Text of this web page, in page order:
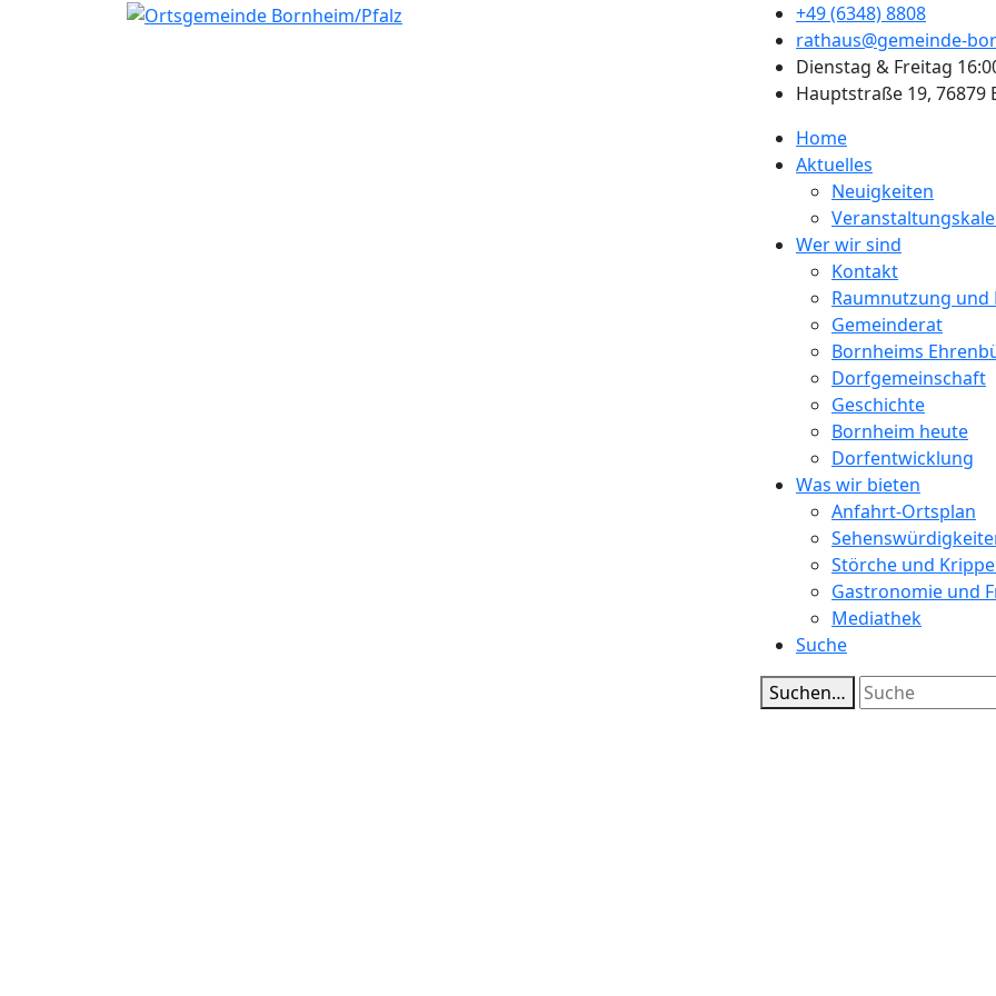
+49 (6348) 8808
rathaus@gemeinde-
Dienstag & Freitag
Hauptstraße 19, 76879
Home
Aktuelles
Neuigkeiten
Wer wir sind
Kontakt
Raumnutzung
Gemeinderat
Bornheims
Dorfgemeinschaft
Geschichte
Bornheim heute
Dorfentwicklung
Was wir bieten
Anfahrt-Ortsplan
Störche und
Gastronomie und
Mediathek
Suche
Suchen…